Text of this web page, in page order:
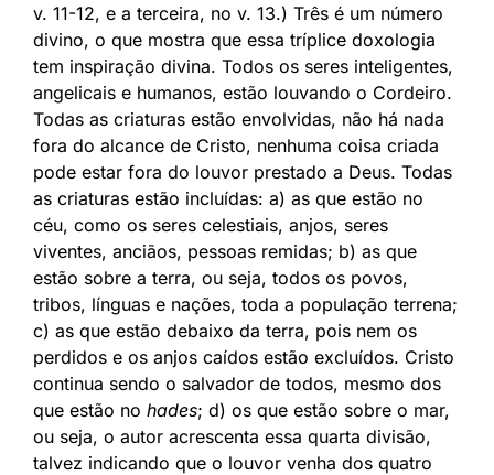
v. 11-12, e a terceira, no v. 13.) Três é um número
divino, o que mostra que essa tríplice doxologia
tem inspiração divina. Todos os seres inteligentes,
angelicais e humanos, estão louvando o Cordeiro.
Todas as criaturas estão envolvidas, não há nada
fora do alcance de Cristo, nenhuma coisa criada
pode estar fora do louvor prestado a Deus. Todas
as criaturas estão incluídas: a) as que estão no
céu, como os seres celestiais, anjos, seres
viventes, anciãos, pessoas remidas; b) as que
estão sobre a terra, ou seja, todos os povos,
tribos, línguas e nações, toda a população terrena;
c) as que estão debaixo da terra, pois nem os
perdidos e os anjos caídos estão excluídos. Cristo
continua sendo o salvador de todos, mesmo dos
que estão no hades; d) os que estão sobre o mar,
ou seja, o autor acrescenta essa quarta divisão,
talvez indicando que o louvor venha dos quatro